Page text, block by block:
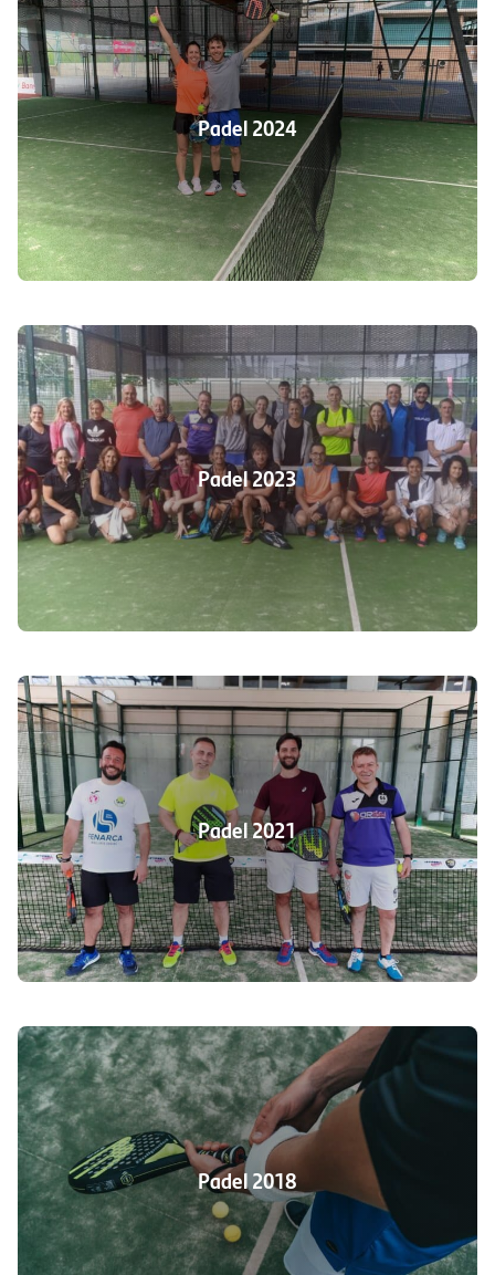
Padel 2024
Padel 2023
Padel 2021
Padel 2018